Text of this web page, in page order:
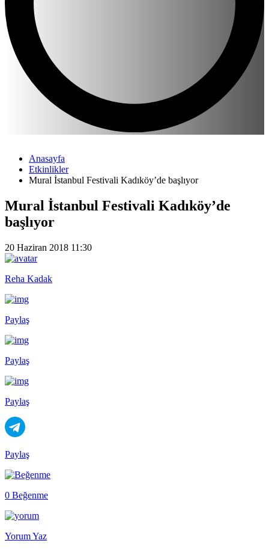
Anasayfa
Etkinlikler
Mural İstanbul Festivali Kadıköy’de başlıyor
Mural İstanbul Festivali Kadıköy’de
başlıyor
20 Haziran 2018 11:30
Reha Kadak
Paylaş
Paylaş
Paylaş
Paylaş
0 Beğenme
Yorum Yaz